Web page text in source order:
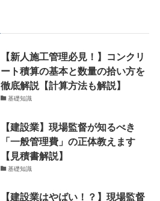
【新人施工管理必見！】コンクリ
ート積算の基本と数量の拾い方を
徹底解説【計算方法も解説】
基礎知識
【建設業】現場監督が知るべき
「一般管理費」の正体教えます
【見積書解説】
基礎知識
【建設業はやばい！？】現場監督